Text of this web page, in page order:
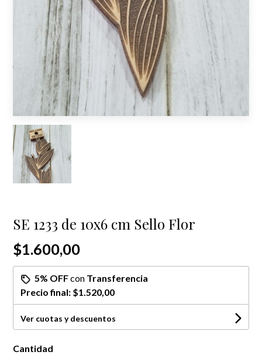
SE 1233 de 10x6 cm Sello Flor
$1.600,00
5% OFFcon Transferencia
Precio final: $1.520,00
Ver cuotas y descuentos
Cantidad